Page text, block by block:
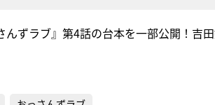
んずラブ』第4話の台本を一部公開！吉